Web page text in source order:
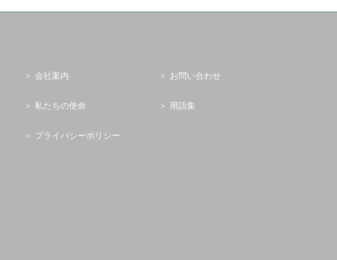
会社案内
私たちの使命
プライバシーポリシー
お問い合わせ
用語集